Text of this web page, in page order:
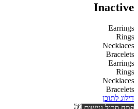
Inactive
Earrings
Rings
Necklaces
Bracelets
Earrings
Rings
Necklaces
Bracelets
דילוג לתוכן